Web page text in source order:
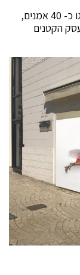
ביום רביעי, 23.12.20 בשעות 23:00-19:00 יציגו כ- 40 אמנים,
הקטנים